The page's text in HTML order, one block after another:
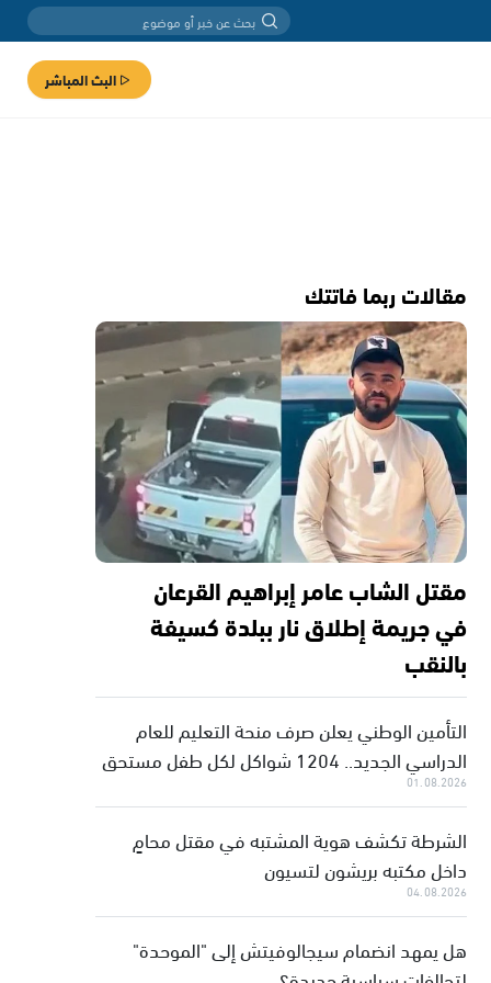
البث المباشر
مقالات ربما فاتتك
مقتل الشاب عامر إبراهيم القرعان
في جريمة إطلاق نار ببلدة كسيفة
بالنقب
التأمين الوطني يعلن صرف منحة التعليم للعام
الدراسي الجديد.. 1204 شواكل لكل طفل مستحق
01.08.2026
الشرطة تكشف هوية المشتبه في مقتل محامٍ
داخل مكتبه بريشون لتسيون
04.08.2026
هل يمهد انضمام سيجالوفيتش إلى "الموحدة"